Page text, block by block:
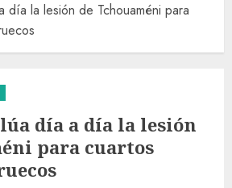
día la lesión de Tchouaméni para
día a día la lesión
para cuartos